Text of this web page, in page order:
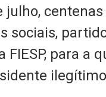
julho,
sociais,
para a